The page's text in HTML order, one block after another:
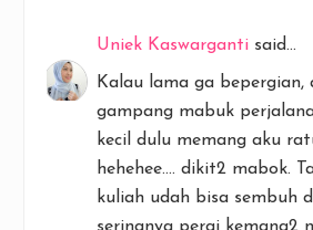
Uniek Kaswarganti said...
Kalau lama ga bepergian,
gampang mabuk
kecil dulu memang aku
hehehee.... dikit2 mabok.
kuliah udah bisa sembuh